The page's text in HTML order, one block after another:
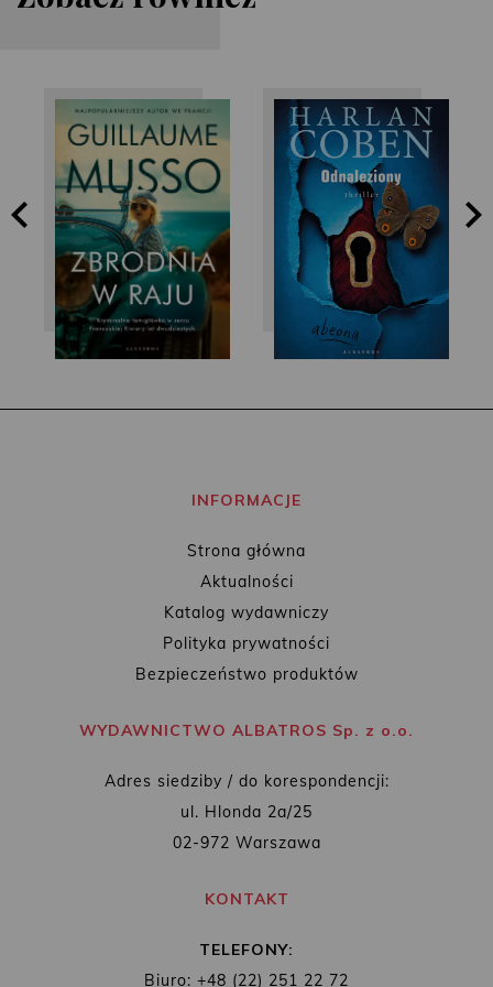
Guillaume Musso Harlan Coben
INFORMACJE
Strona główna
Aktualności
Katalog wydawniczy
Polityka prywatności
Bezpieczeństwo produktów
WYDAWNICTWO ALBATROS Sp. z o.o.
Adres siedziby / do korespondencji:
ul. Hlonda 2a/25
02-972 Warszawa
KONTAKT
TELEFONY:
Biuro: +48 (22) 251 22 72